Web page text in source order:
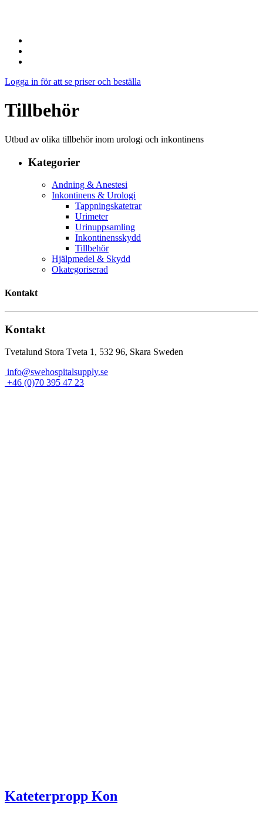
Logga in för att se priser och beställa
Tillbehör
Utbud av olika tillbehör inom urologi och inkontinens
Kategorier
Andning & Anestesi
Inkontinens & Urologi
Tappningskatetrar
Urimeter
Urinuppsamling
Inkontinensskydd
Tillbehör
Hjälpmedel & Skydd
Okategoriserad
Kontakt
Kontakt
Tvetalund Stora Tveta 1, 532 96, Skara Sweden
info@swehospitalsupply.se
+46 (0)70 395 47 23
Kateterpropp Kon